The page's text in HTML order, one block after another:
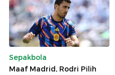
Sepakbola
Maaf Madrid, Rodri Pilih